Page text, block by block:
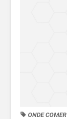
ONDE COMER